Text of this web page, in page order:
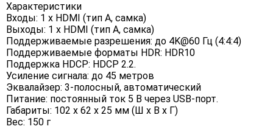
Характеристики
Входы: 1 x HDMI (тип A, самка)
Выходы: 1 x HDMI (тип A, самка)
Поддерживаемые разрешения: до 4K@60 Гц (4:4:4)
Поддерживаемые форматы HDR: HDR10
Поддержка HDCP: HDCP 2.2.
Усиление сигнала: до 45 метров
Эквалайзер: 3-полосный, автоматический
Питание: постоянный ток 5 В через USB-порт.
Габариты: 102 x 62 x 25 мм (Ш x В x Г)
Вес: 150 г